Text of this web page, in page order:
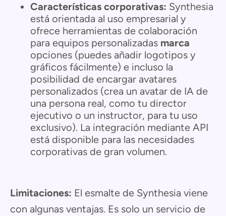
Características corporativas: Synthesia
está orientada al uso empresarial y
ofrece herramientas de colaboración
para equipos personalizadas marca
opciones (puedes añadir logotipos y
gráficos fácilmente) e incluso la
posibilidad de encargar avatares
personalizados (crea un avatar de IA de
una persona real, como tu director
ejecutivo o un instructor, para tu uso
exclusivo). La integración mediante API
está disponible para las necesidades
corporativas de gran volumen.
Limitaciones: El esmalte de Synthesia viene
con algunas ventajas. Es solo un servicio de